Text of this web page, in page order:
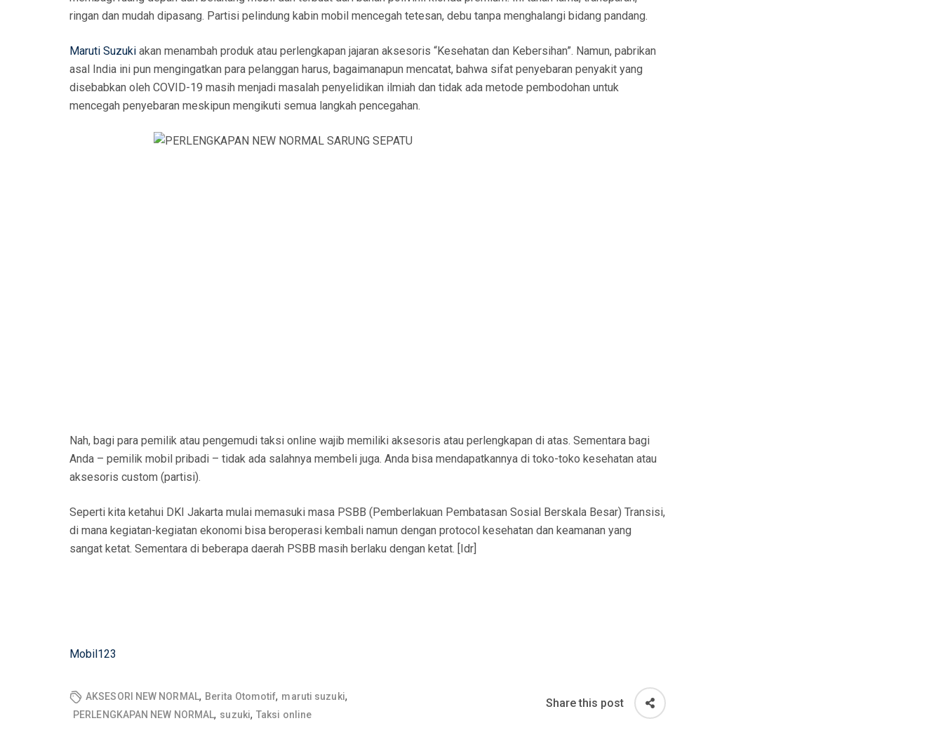
ringan dan mudah dipasang. Partisi pelindung kabin mobil mencegah tetesan, debu tanpa menghalangi bidang pandang.
Maruti Suzuki akan menambah produk atau perlengkapan jajaran aksesoris “Kesehatan dan Kebersihan”. Namun, pabrikan
asal India ini pun mengingatkan para pelanggan harus, bagaimanapun mencatat, bahwa sifat penyebaran penyakit yang
disebabkan oleh COVID-19 masih menjadi masalah penyelidikan ilmiah dan tidak ada metode pembodohan untuk
mencegah penyebaran meskipun mengikuti semua langkah pencegahan.
Nah, bagi para pemilik atau pengemudi taksi online wajib memiliki aksesoris atau perlengkapan di atas. Sementara bagi
Anda – pemilik mobil pribadi – tidak ada salahnya membeli juga. Anda bisa mendapatkannya di toko-toko kesehatan atau
aksesoris custom (partisi).
Seperti kita ketahui DKI Jakarta mulai memasuki masa PSBB (Pemberlakuan Pembatasan Sosial Berskala Besar) Transisi,
di mana kegiatan-kegiatan ekonomi bisa beroperasi kembali namun dengan protocol kesehatan dan keamanan yang
sangat ketat. Sementara di beberapa daerah PSBB masih berlaku dengan ketat. [Idr]
Mobil123
AKSESORI NEW NORMAL, Berita Otomotif, maruti suzuki,
PERLENGKAPAN NEW NORMAL, suzuki, Taksi online
Share this post